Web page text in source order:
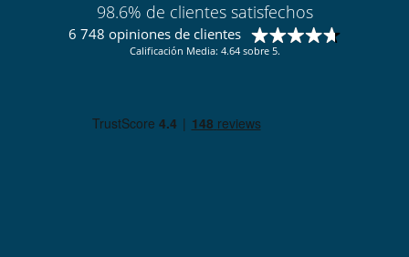
98.6% de clientes satisfechos
6 748 opiniones de clientes
Calificación Media: 4.64 sobre 5.